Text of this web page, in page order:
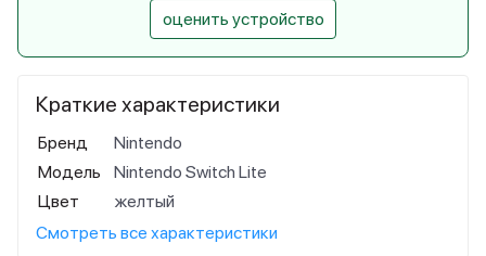
Краткие характеристики
Бренд
Nintendo
Модель
Nintendo Switch Lite
Цвет
желтый
Смотреть все характеристики
оценить устройство